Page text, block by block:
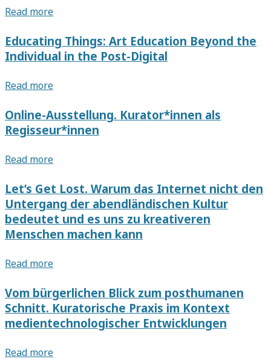
Education
Read moreNew
Educating Things: Art Education Beyond the
Individual in the Post-Digital
Read moreEducating
Art
Education
Beyond
Individual
the
Post-
Digital
Online-Ausstellung. Kurator*innen als
Regisseur*innen
Read moreOnline-
Kurator*innen
als
Regisseur*innen
Let’s Get Lost. Warum das Internet nicht den
Untergang der abendländischen Kultur
bedeutet und es uns zu kreativeren
Menschen machen kann
Read moreLet’s
Lost.
Warum
das
Internet
den
Vom bürgerlichen Blick zum posthumanen
Schnitt. Kuratorische Praxis im Kontext
medientechnologischer Entwicklungen
Read moreVom